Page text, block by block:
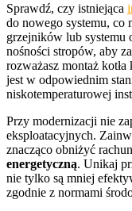
Sprawdź, czy istniejąca
do nowego systemu, co
grzejników lub systemu
nośności stropów, aby
rozważasz montaż
jest w odpowiednim
niskotemperaturowej
Przy modernizacji nie
eksploatacyjnych.
znacząco obniżyć
energetyczną. Unikaj
nie tylko są mniej
zgodnie z normami